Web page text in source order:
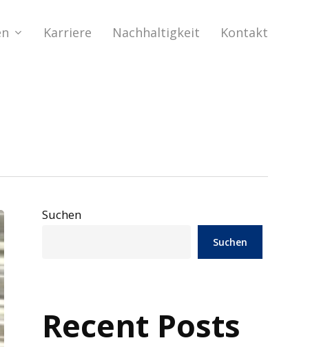
Karriere Nachhaltigkeit Kontakt
Suchen
Suchen
Recent Posts